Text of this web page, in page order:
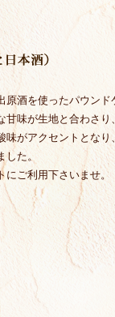
酒を使ったパウンド
甘味が生地と合わさり
がアクセントとなり、
た。
にご利用下さいませ。